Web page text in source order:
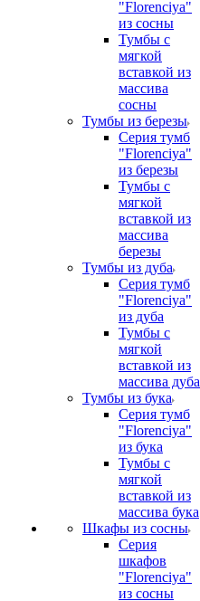
"Florenciya"
из сосны
Тумбы с
мягкой
вставкой из
массива
сосны
Тумбы из березы
Серия тумб
"Florenciya"
из березы
Тумбы с
мягкой
вставкой из
массива
березы
Тумбы из дуба
Серия тумб
"Florenciya"
из дуба
Тумбы с
мягкой
вставкой из
массива дуба
Тумбы из бука
Серия тумб
"Florenciya"
из бука
Тумбы с
мягкой
вставкой из
массива бука
Шкафы из сосны
Серия
шкафов
"Florenciya"
из сосны